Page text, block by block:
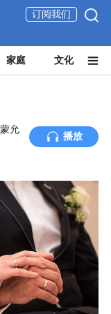
订阅我们
家庭 文化
允
播放